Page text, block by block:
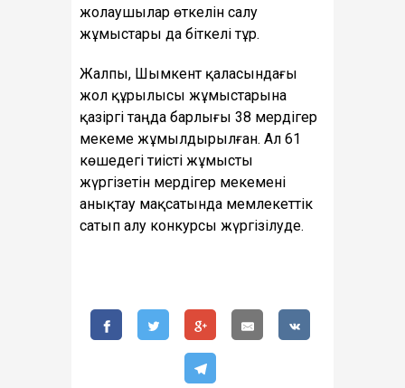
жолаушылар өткелін салу
жұмыстары да біткелі тұр.
Жалпы, Шымкент қаласындағы
жол құрылысы жұмыстарына
қазіргі таңда барлығы 38 мердігер
мекеме жұмылдырылған. Ал 61
көшедегі тиісті жұмысты
жүргізетін мердігер мекемені
анықтау мақсатында мемлекеттік
сатып алу конкурсы жүргізілуде.